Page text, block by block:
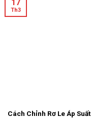
Cách Chỉnh Rơ Le Áp Suất
17
Th3